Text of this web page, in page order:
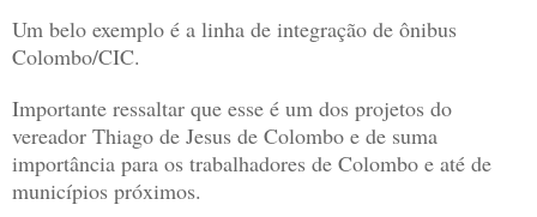
Um belo exemplo é a linha de integração de ônibus
Colombo/CIC.
Importante ressaltar que esse é um dos projetos do
vereador Thiago de Jesus de Colombo e de suma
importância para os trabalhadores de Colombo e até de
municípios próximos.